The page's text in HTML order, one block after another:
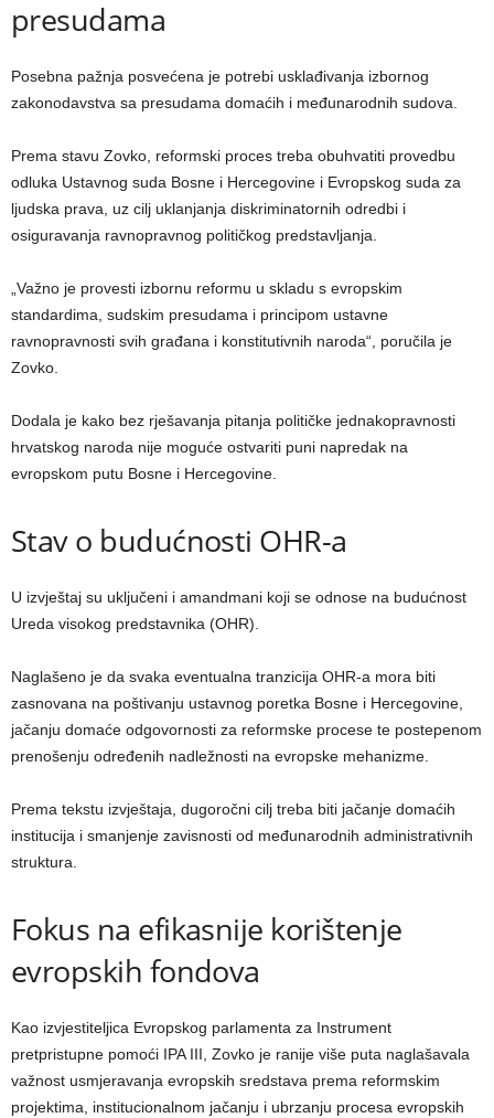
presudama
Posebna pažnja posvećena je potrebi usklađivanja izbornog
zakonodavstva sa presudama domaćih i međunarodnih sudova.
Prema stavu Zovko, reformski proces treba obuhvatiti provedbu
odluka Ustavnog suda Bosne i Hercegovine i Evropskog suda za
ljudska prava, uz cilj uklanjanja diskriminatornih odredbi i
osiguravanja ravnopravnog političkog predstavljanja.
„Važno je provesti izbornu reformu u skladu s evropskim
standardima, sudskim presudama i principom ustavne
ravnopravnosti svih građana i konstitutivnih naroda“, poručila je
Zovko.
Dodala je kako bez rješavanja pitanja političke jednakopravnosti
hrvatskog naroda nije moguće ostvariti puni napredak na
evropskom putu Bosne i Hercegovine.
Stav o budućnosti OHR-a
U izvještaj su uključeni i amandmani koji se odnose na budućnost
Ureda visokog predstavnika (OHR).
Naglašeno je da svaka eventualna tranzicija OHR-a mora biti
zasnovana na poštivanju ustavnog poretka Bosne i Hercegovine,
jačanju domaće odgovornosti za reformske procese te postepenom
prenošenju određenih nadležnosti na evropske mehanizme.
Prema tekstu izvještaja, dugoročni cilj treba biti jačanje domaćih
institucija i smanjenje zavisnosti od međunarodnih administrativnih
struktura.
Fokus na efikasnije korištenje
evropskih fondova
Kao izvjestiteljica Evropskog parlamenta za Instrument
pretpristupne pomoći IPA III, Zovko je ranije više puta naglašavala
važnost usmjeravanja evropskih sredstava prema reformskim
projektima, institucionalnom jačanju i ubrzanju procesa evropskih